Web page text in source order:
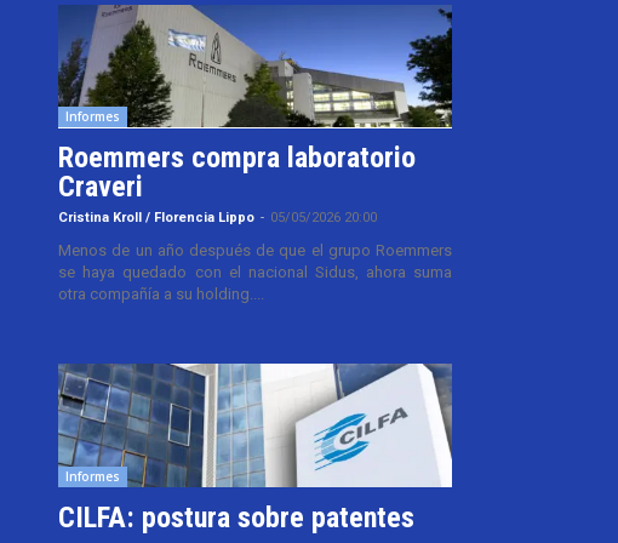
Informes
Roemmers compra laboratorio
Craveri
Cristina Kroll / Florencia Lippo - 05/05/2026 20:00
Menos de un año después de que el grupo Roemmers
se haya quedado con el nacional Sidus, ahora suma
otra compañía a su holding....
Informes
CILFA: postura sobre patentes